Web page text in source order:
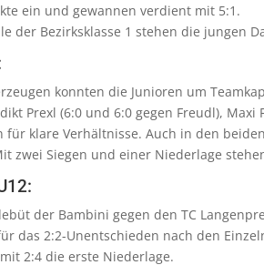
ein und gewannen verdient mit 5:1.
der Bezirksklasse 1 stehen die jungen
konnten die Junioren um
Prexl (6:0 und 6:0 gegen Freudl),
für klare Verhältnisse. Auch in den
zwei Siegen und einer Niederlage
der Bambini gegen den TC
das 2:2-Unentschieden nach den
2:4 die erste Niederlage.